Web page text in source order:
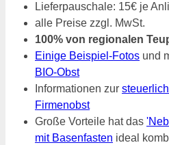
Lieferpauschale: 15€ je
alle Preise zzgl. MwSt.
100% von regionalen
Einige Beispiel-Fotos und
BIO-Obst
Informationen zur
Firmenobst
Große Vorteile hat das
mit Basenfasten ideal